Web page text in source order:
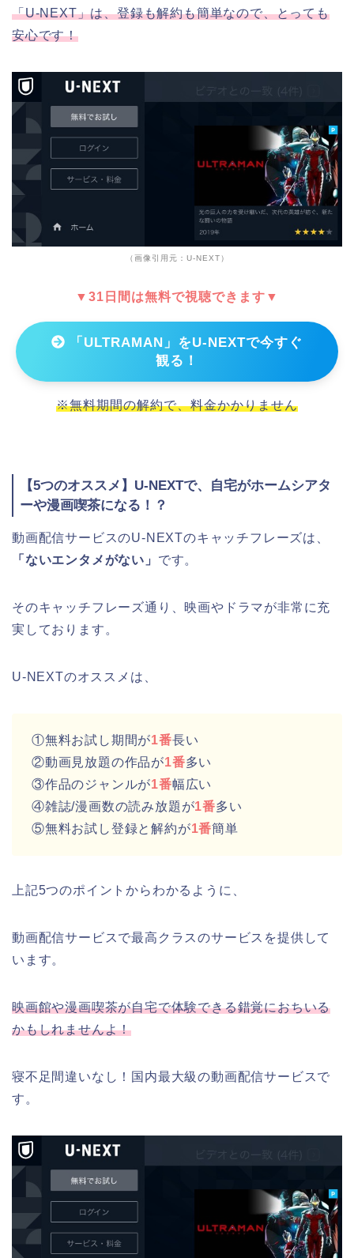
「U-NEXT」は、登録も解約も簡単なので、とっても
安心です！
（画像引用元：U-NEXT）
▼31日間は無料で視聴できます▼
「ULTRAMAN」をU-NEXTで今すぐ
観る！
※無料期間の解約で、料金かかりません
【5つのオススメ】U-NEXTで、自宅がホームシアタ
ーや漫画喫茶になる！？
動画配信サービスのU-NEXTのキャッチフレーズは、
「ないエンタメがない」 です。
そのキャッチフレーズ通り、映画やドラマが非常に充
実しております。
U-NEXTのオススメは、
①無料お試し期間が1番長い
②動画見放題の作品が1番多い
③作品のジャンルが1番幅広い
④雑誌/漫画数の読み放題が1番多い
⑤無料お試し登録と解約が1番簡単
上記5つのポイントからわかるように、
動画配信サービスで最高クラスのサービスを提供して
います。
映画館や漫画喫茶が自宅で体験できる錯覚におちいる
かもしれませんよ！
寝不足間違いなし！国内最大級の動画配信サービスで
す。